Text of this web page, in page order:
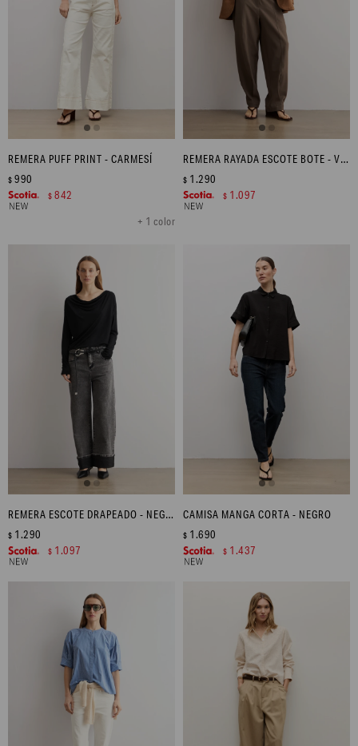
REMERA PUFF PRINT - CARMESÍ
+ 1 color
$ 990
$ 842
REMERA RAYADA ESCOTE BOTE - VERDE OLIVA
$ 1.290
$ 1.097
REMERA ESCOTE DRAPEADO - NEGRO
$ 1.290
$ 1.097
CAMISA MANGA CORTA - NEGRO
$ 1.690
$ 1.437